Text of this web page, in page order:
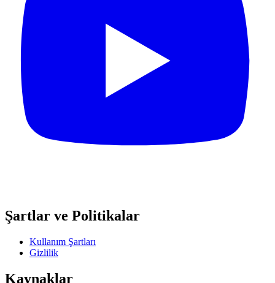
Şartlar ve Politikalar
Kullanım Şartları
Gizlilik
Kaynaklar